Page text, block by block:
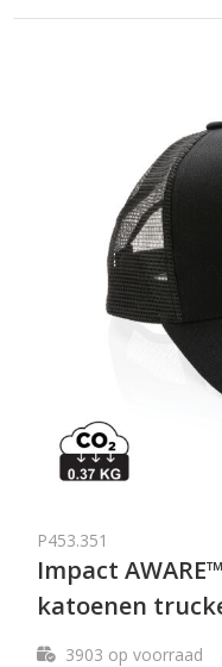
P453.351
Impact
katoenen
3903 op voorraad